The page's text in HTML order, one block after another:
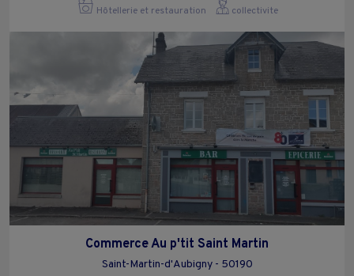
Hôtellerie et restauration collectivite
Commerce Au p'tit Saint Martin
Saint-Martin-d'Aubigny - 50190